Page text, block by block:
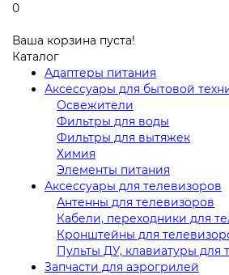
0
Ваша корзина пуста!
Каталог
Адаптеры питания
Аксессуары для бытовой
Освежители
Фильтры для воды
Фильтры для вытяжек
Химия
Элементы питания
Аксессуары для телевизоров
Антенны для телевизоров
Кабели, переходники для
Кронштейны для
Пульты ДУ, клавиатуры для
Запчасти для аэрогрилей